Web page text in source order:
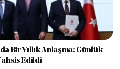
Bir Yıllık Anlaşma: Günlük
Edildi